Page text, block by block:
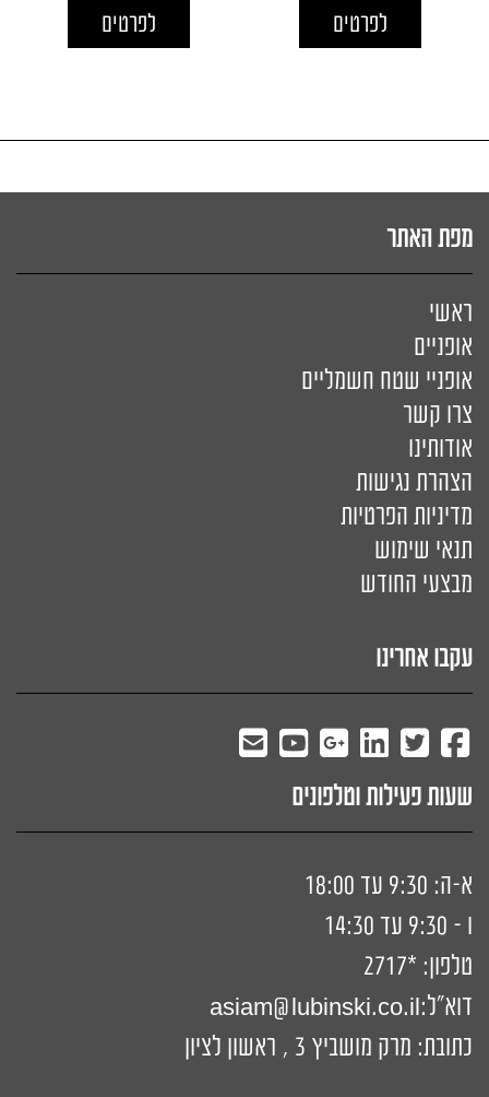
לפרטים לפרטים
מפת האתר
ראשי
אופניים
אופניי שטח חשמליים
צרו קשר
אודותינו
הצהרת נגישות
מדיניות הפרטיות
תנאי שימוש
מבצעי החודש
עקבו אחרינו
שעות פעילות וטלפונים
א-ה: 9:30 עד 18:00
ו - 9:30 עד 14:30
טלפון: *2717
דוא"ל:
asiam@lubinski.co.il
כתובת: מרק מושביץ 3 , ראשון לציון